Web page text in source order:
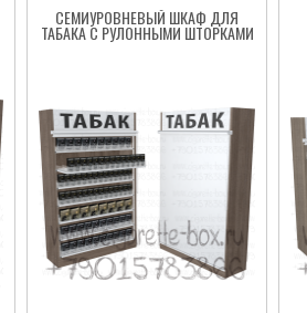
СЕМИУРОВНЕВЫЙ ШКАФ ДЛЯ
ТАБАКА С РУЛОННЫМИ ШТОРКАМИ